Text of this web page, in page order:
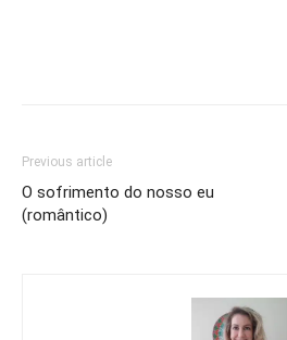
Previous article
O sofrimento do nosso eu
(romântico)